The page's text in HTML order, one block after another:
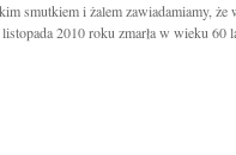
smutkiem i żalem zawiadamiamy, że
2010 roku zmarła w wieku 60